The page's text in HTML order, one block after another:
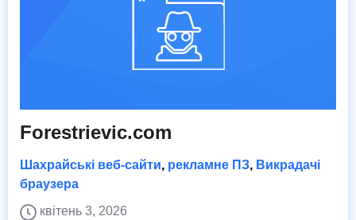
Forestrievic.com
Шахрайські веб-сайти, рекламне ПЗ, Викрадачі
браузера
квітень 3, 2026